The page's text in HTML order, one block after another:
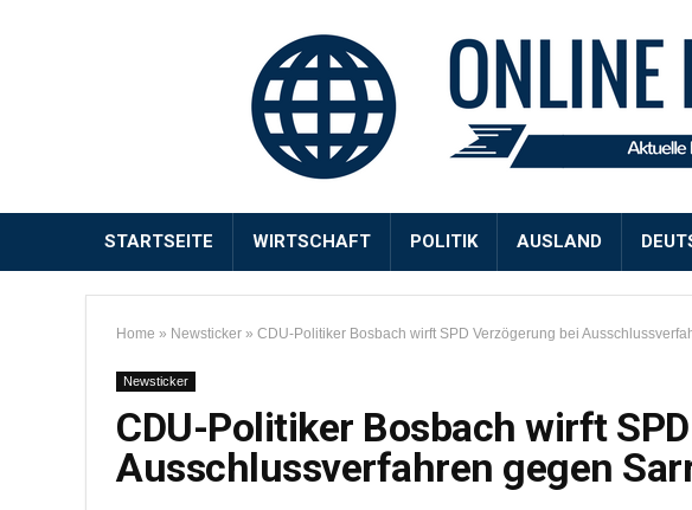
STARTSEITE WIRTSCHAFT POLITIK AUSLAND
Home » Newsticker » CDU-Politiker Bosbach wirft SPD Verzögerung bei
Newsticker
CDU-Politiker Bosbach wirft
Ausschlussverfahren gegen